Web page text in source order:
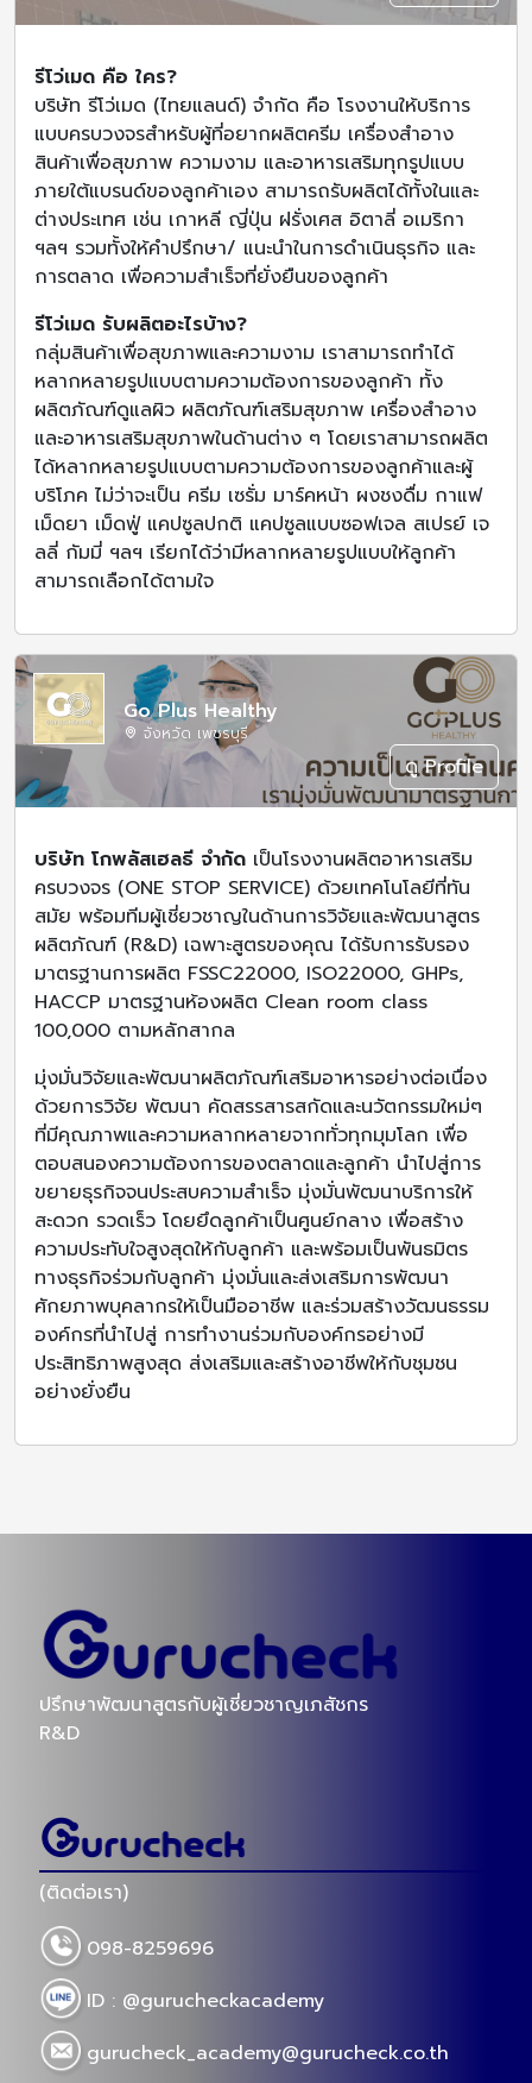
รีโว่เมด คือ ใคร?
บริษัท รีโว่เมด (ไทยแลนด์) จำกัด คือ โรงงานให้บริการ
แบบครบวงจรสำหรับผู้ที่อยากผลิตครีม เครื่องสำอาง
สินค้าเพื่อสุขภาพ ความงาม และอาหารเสริมทุกรูปแบบ
ภายใต้แบรนด์ของลูกค้าเอง สามารถรับผลิตได้ทั้งในและ
ต่างประเทศ เช่น เกาหลี ญี่ปุ่น ฝรั่งเศส อิตาลี่ อเมริกา
ฯลฯ รวมทั้งให้คำปรึกษา/ แนะนำในการดำเนินธุรกิจ และ
การตลาด เพื่อความสำเร็จที่ยั่งยืนของลูกค้า
รีโว่เมด รับผลิตอะไรบ้าง?
กลุ่มสินค้าเพื่อสุขภาพและความงาม เราสามารถทำได้
หลากหลายรูปแบบตามความต้องการของลูกค้า ทั้ง
ผลิตภัณฑ์ดูแลผิว ผลิตภัณฑ์เสริมสุขภาพ เครื่องสำอาง
และอาหารเสริมสุขภาพในด้านต่าง ๆ โดยเราสามารถผลิต
ได้หลากหลายรูปแบบตามความต้องการของลูกค้าและผู้
บริโภค ไม่ว่าจะเป็น ครีม เซรั่ม มาร์คหน้า ผงชงดื่ม กาแฟ
เม็ดยา เม็ดฟู่ แคปซูลปกติ แคปซูลแบบซอฟเจล สเปรย์ เจ
ลลี่ กัมมี่ ฯลฯ เรียกได้ว่ามีหลากหลายรูปแบบให้ลูกค้า
สามารถเลือกได้ตามใจ
Go Plus Healthy
จังหวัด เพชรบุรี
ดู Profile
บริษัท โกพลัสเฮลธี จำกัด เป็นโรงงานผลิตอาหารเสริม
ครบวงจร (ONE STOP SERVICE) ด้วยเทคโนโลยีที่ทัน
สมัย พร้อมทีมผู้เชี่ยวชาญในด้านการวิจัยและพัฒนาสูตร
ผลิตภัณฑ์ (R&D) เฉพาะสูตรของคุณ ได้รับการรับรอง
มาตรฐานการผลิต FSSC22000, ISO22000, GHPs,
HACCP มาตรฐานห้องผลิต Clean room class
100,000 ตามหลักสากล
มุ่งมั่นวิจัยและพัฒนาผลิตภัณฑ์เสริมอาหารอย่างต่อเนื่อง
ด้วยการวิจัย พัฒนา คัดสรรสารสกัดและนวัตกรรมใหม่ๆ
ที่มีคุณภาพและความหลากหลายจากทั่วทุกมุมโลก เพื่อ
ตอบสนองความต้องการของตลาดและลูกค้า นำไปสู่การ
ขยายธุรกิจจนประสบความสำเร็จ มุ่งมั่นพัฒนาบริการให้
สะดวก รวดเร็ว โดยยึดลูกค้าเป็นศูนย์กลาง เพื่อสร้าง
ความประทับใจสูงสุดให้กับลูกค้า และพร้อมเป็นพันธมิตร
ทางธุรกิจร่วมกับลูกค้า มุ่งมั่นและส่งเสริมการพัฒนา
ศักยภาพบุคลากรให้เป็นมืออาชีพ และร่วมสร้างวัฒนธรรม
องค์กรที่นำไปสู่ ​​การทำงานร่วมกับองค์กรอย่างมี
ประสิทธิภาพสูงสุด ส่งเสริมและสร้างอาชีพให้กับชุมชน
อย่างยั่งยืน
ปรึกษาพัฒนาสูตรกับผู้เชี่ยวชาญเภสัชกร
R&D
(ติดต่อเรา)
098-8259696
ID : @gurucheckacademy
gurucheck_academy@gurucheck.co.th